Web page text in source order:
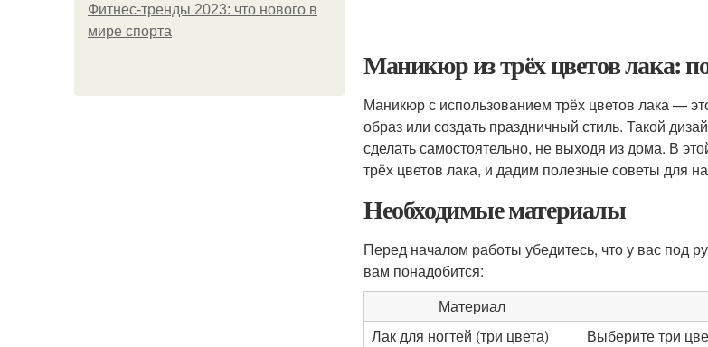
Фитнес-тренды 2023: что нового в
мире спорта
Маникюр из трёх цветов лака:
Маникюр с использованием трёх цветов лака —
образ или создать праздничный стиль. Такой
сделать самостоятельно, не выходя из дома. В
трёх цветов лака, и дадим полезные советы для
Необходимые материалы
Перед началом работы убедитесь, что у вас под
вам понадобится:
Материал
Лак для ногтей (три цвета)
Выберите три